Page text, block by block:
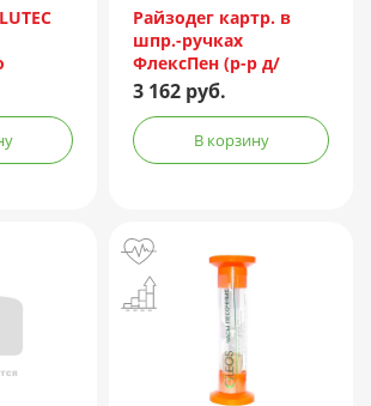
Нордиск/Россия
Райзодег картр. в
шпр.-ручках
ФлексПен (р-р д/
подкожн. введ.)
100ЕД/мл 3мл №5
3 162 руб.
В корзину